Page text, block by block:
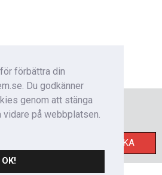
förbättra din
Du godkänner
genom att stänga
vidare på webbplatsen.
OK!
SKICKA